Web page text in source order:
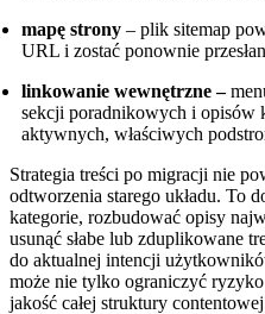
mapę strony – plik sitemap
URL i zostać ponownie
linkowanie wewnętrzne –
sekcji poradnikowych i opisów
aktywnych, właściwych
Strategia treści po migracji nie
odtworzenia starego układu. To
kategorie, rozbudować opisy
usunąć słabe lub zduplikowane
do aktualnej intencji
może nie tylko ograniczyć
jakość całej struktury